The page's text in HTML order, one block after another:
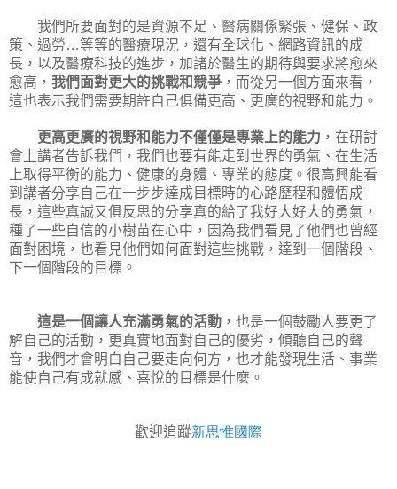
我們所要面對的是資源不足、醫病關係緊張、健保、政
策、過勞…等等的醫療現況，還有全球化、網路資訊的成
長，以及醫療科技的進步，加諸於醫生的期待與要求將愈來
愈高， 我們面對更大的挑戰和競爭 ，而從另一個方面來看，
這也表示我們需要期許自己俱備更高、更廣的視野和能力。
更高更廣的視野和能力不僅僅是專業上的能力 ，在研討
會上講者告訴我們，我們也要有能走到世界的勇氣、在生活
上取得平衡的能力、健康的身體、專業的態度。很高興能看
到講者分享自己在一步步達成目標時的心路歷程和體悟成
長，這些真誠又俱反思的分享真的給了我好大好大的勇氣，
種了一些自信的小樹苗在心中，因為我們看見了他們也曾經
面對困境，也看見他們如何面對這些挑戰，達到一個階段、
下一個階段的目標。
這是一個讓人充滿勇氣的活動 ，也是一個鼓勵人要更了
解自己的活動，更真實地面對自己的優劣，傾聽自己的聲
音，我們才會明白自己要走向何方，也才能發現生活、事業
能使自己有成就感、喜悅的目標是什麼。
歡迎追蹤新思惟國際